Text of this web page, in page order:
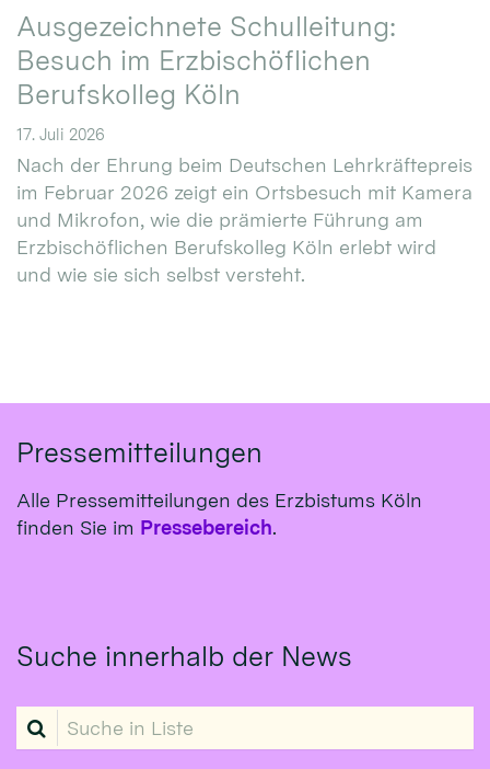
Ausgezeichnete Schulleitung:
Besuch im Erzbischöflichen
Berufskolleg Köln
17. Juli 2026
Nach der Ehrung beim Deutschen Lehrkräftepreis
im Februar 2026 zeigt ein Ortsbesuch mit Kamera
und Mikrofon, wie die prämierte Führung am
Erzbischöflichen Berufskolleg Köln erlebt wird
und wie sie sich selbst versteht.
Pressemitteilungen
Alle Pressemitteilungen des Erzbistums Köln
finden Sie im Pressebereich.
Suche innerhalb der News
Suche in Liste